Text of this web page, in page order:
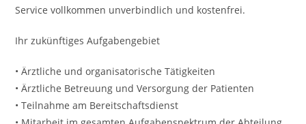
Service vollkommen unverbindlich und kostenfrei.
Ihr zukünftiges Aufgabengebiet
• Ärztliche und organisatorische Tätigkeiten
• Ärztliche Betreuung und Versorgung der Patienten
• Teilnahme am Bereitschaftsdienst